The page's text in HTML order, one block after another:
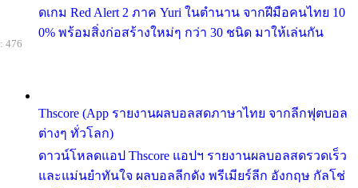
ดเกม Red Alert 2 ภาค Yuri ในตำนาน จากฝีมือคนไทย 10
0% พร้อมสิ่งก่อสร้างใหม่ๆ กว่า 30 ชนิด มาให้เล่นกัน
Thscore (App รายงานผลบอลสดภาษาไทย จากลีกฟุตบอล
ต่างๆ ทั่วโลก)
ดาวน์โหลดแอป Thscore แอปฯ รายงานผลบอลสดรวดเร็ว
และแม่นยำทันใจ ผลบอลลีกดัง พรีเมียร์ลีก อังกฤษ กัลโช่
476